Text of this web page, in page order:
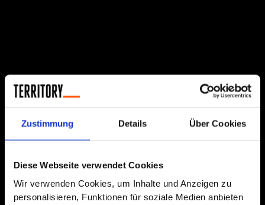
Zustimmung Details Über Cookies
Diese Webseite verwendet Cookies
Wir verwenden Cookies, um Inhalte und Anzeigen zu
personalisieren, Funktionen für soziale Medien anbieten